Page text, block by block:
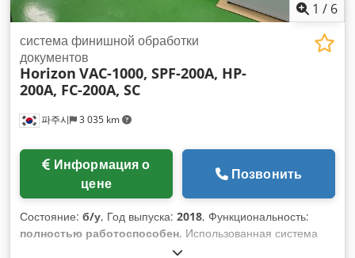
Места для контейнеров 120 мм: 1974 Места для
контейнеров 170 мм: 276 Блок с обратной стороны склада
Ряды: 46 Ярусы: 25 Места для контейнеров 120 мм: 2020
Места для контейнеров 170 мм: 276 Устройство
обслуживания стеллажей Тип: AP 31, включая платформу
подачи с двойной глубиной Направление движения:
3,5 м/с Подача контейнеров Пневматическое опускание
около 4,5 м Пневматический ограничитель, сбоку: 1 шт.
Привод: 1 шт. Электрический привод с преобразователем
частоты: 1 шт. Пневматический привод: 2 шт. Кнопка
Пневматическое опускание для контейнеров: 1 шт.
Транспортная система на роликах: около 4,5 м Элемент
1 / 6
파주시 3 035 km
система финишной обработки
документов
Horizon VAC-1000, SPF-200A, HP-
200A, FC-200A, SC
цене
Позвонить
Состояние: б/у, Год выпуска: 2018, Функциональность:
полностью работоспособен, Использованная система
для изготовления брошюр Horizon (2018 г.) 1.